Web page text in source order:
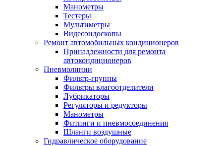
Манометры
Тестеры
Мультиметры
Видеоэндоскопы
Ремонт автомобильных кондиционеров
Принадлежности для ремонта
автокондиционеров
Пневмолинии
Фильтр-группы
Фильтры влагоотделители
Лубрикаторы
Регуляторы и редукторы
Манометры
Фитинги и пневмосоединения
Шланги воздушные
Гидравлическое оборудование